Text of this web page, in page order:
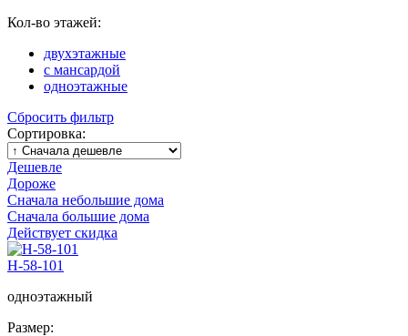
Кол-во этажей:
двухэтажные
с мансардой
одноэтажные
Сбросить фильтр
Сортировка:
Дешевле
Дороже
Сначала небольшие дома
Сначала большие дома
Действует скидка
Н-58-101
одноэтажный
Размер: